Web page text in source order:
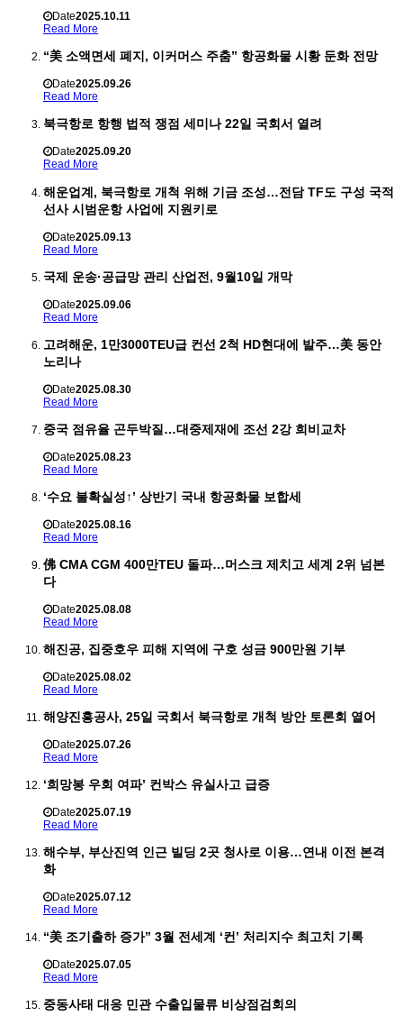
Date2025.10.11
Read More
“美 소액면세 폐지, 이커머스 주춤” 항공화물 시황 둔화 전망
Date2025.09.26
Read More
북극항로 항행 법적 쟁점 세미나 22일 국회서 열려
Date2025.09.20
Read More
해운업계, 북극항로 개척 위해 기금 조성…전담 TF도 구성 국적
선사 시범운항 사업에 지원키로
Date2025.09.13
Read More
국제 운송·공급망 관리 산업전, 9월10일 개막
Date2025.09.06
Read More
고려해운, 1만3000TEU급 컨선 2척 HD현대에 발주…美 동안
노리나
Date2025.08.30
Read More
중국 점유율 곤두박질…대중제재에 조선 2강 희비교차
Date2025.08.23
Read More
‘수요 불확실성↑’ 상반기 국내 항공화물 보합세
Date2025.08.16
Read More
佛 CMA CGM 400만TEU 돌파…머스크 제치고 세계 2위 넘본
다
Date2025.08.08
Read More
해진공, 집중호우 피해 지역에 구호 성금 900만원 기부
Date2025.08.02
Read More
해양진흥공사, 25일 국회서 북극항로 개척 방안 토론회 열어
Date2025.07.26
Read More
‘희망봉 우회 여파’ 컨박스 유실사고 급증
Date2025.07.19
Read More
해수부, 부산진역 인근 빌딩 2곳 청사로 이용…연내 이전 본격
화
Date2025.07.12
Read More
“美 조기출하 증가” 3월 전세계 ‘컨’ 처리지수 최고치 기록
Date2025.07.05
Read More
중동사태 대응 민관 수출입물류 비상점검회의